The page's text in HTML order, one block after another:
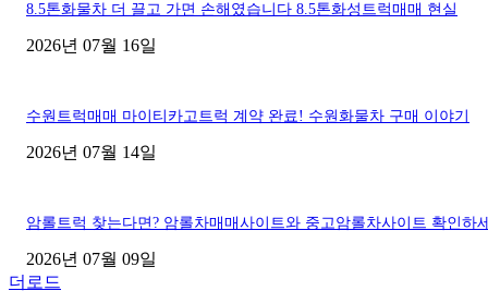
8.5톤화물차 더 끌고 가면 손해였습니다 8.5톤화성트럭매매 현실
2026년 07월 16일
수원트럭매매 마이티카고트럭 계약 완료! 수원화물차 구매 이야기
2026년 07월 14일
암롤트럭 찾는다면? 암롤차매매사이트와 중고암롤차사이트 확인하
2026년 07월 09일
더로드